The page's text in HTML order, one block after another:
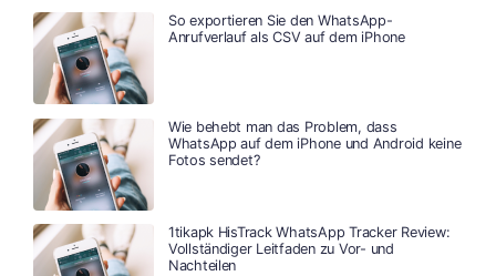
So exportieren Sie den WhatsApp-
Anrufverlauf als CSV auf dem iPhone
Wie behebt man das Problem, dass
WhatsApp auf dem iPhone und Android keine
Fotos sendet?
1tikapk HisTrack WhatsApp Tracker Review:
Vollständiger Leitfaden zu Vor- und
Nachteilen